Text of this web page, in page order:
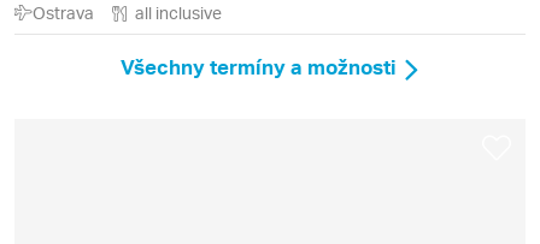
Ostrava all inclusive
Všechny termíny a možnosti